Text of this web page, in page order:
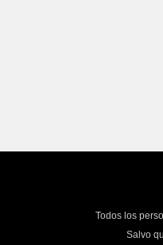
Todos los
Salvo